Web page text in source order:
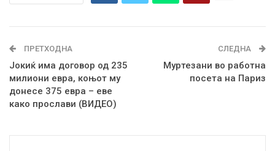
ПРЕТХОДНА
Јокиќ има договор од 235
милиони евра, коњот му
донесе 375 евра – еве
како прослави (ВИДЕО)
СЛЕДНА
Муртезани во работна
посета на Париз